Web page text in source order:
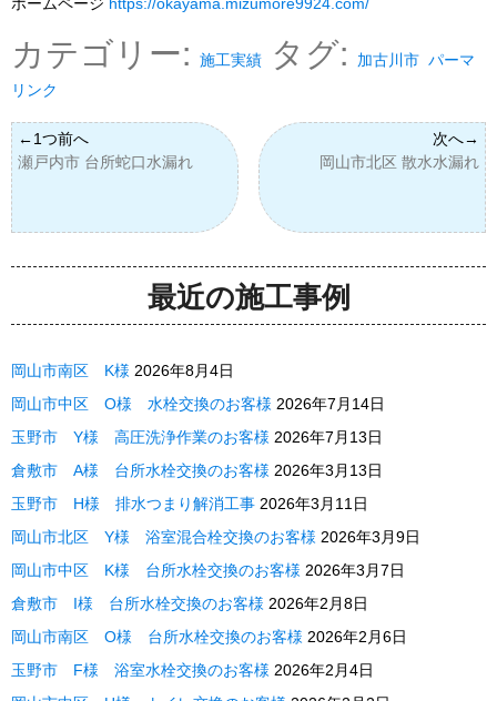
カテゴリー: 施工実績 タグ: 加古川市 パーマ
リンク
瀬戸内市 台所蛇口水漏れ 岡山市北区 散水水漏れ
最近の施工事例
岡山市南区 K様 2026年8月4日
岡山市中区 O様 水栓交換のお客様 2026年7月14日
玉野市 Y様 高圧洗浄作業のお客様 2026年7月13日
倉敷市 A様 台所水栓交換のお客様 2026年3月13日
玉野市 H様 排水つまり解消工事 2026年3月11日
岡山市北区 Y様 浴室混合栓交換のお客様 2026年3月9日
岡山市中区 K様 台所水栓交換のお客様 2026年3月7日
倉敷市 I様 台所水栓交換のお客様 2026年2月8日
岡山市南区 O様 台所水栓交換のお客様 2026年2月6日
玉野市 F様 浴室水栓交換のお客様 2026年2月4日